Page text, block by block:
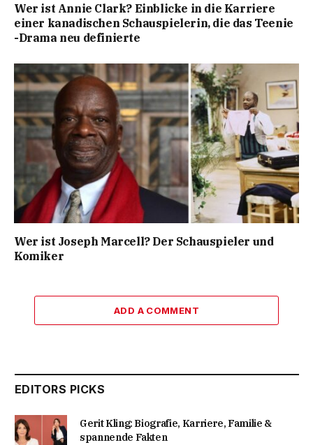
Wer ist Annie Clark? Einblicke in die Karriere
einer kanadischen Schauspielerin, die das Teenie
-Drama neu definierte
Wer ist Joseph Marcell? Der Schauspieler und
Komiker
ADD A COMMENT
EDITORS PICKS
Gerit Kling: Biografie, Karriere, Familie &
spannende Fakten